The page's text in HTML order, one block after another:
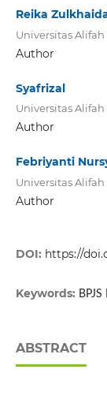
Reika
Universitas
Author
Syafrizal
Universitas
Author
Febriyanti
Universitas
Author
DOI: https://
Keywords:
ABSTRACT